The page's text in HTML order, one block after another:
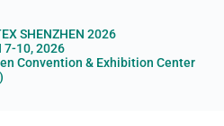
SHENZHEN 2026
7-10, 2026
Convention & Exhibition Center